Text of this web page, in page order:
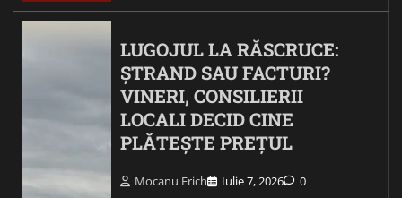
LUGOJUL LA RĂSCRUCE:
ȘTRAND SAU FACTURI?
VINERI, CONSILIERII
LOCALI DECID CINE
PLĂTEȘTE PREȚUL
Mocanu Erich Iulie 7, 2026 0